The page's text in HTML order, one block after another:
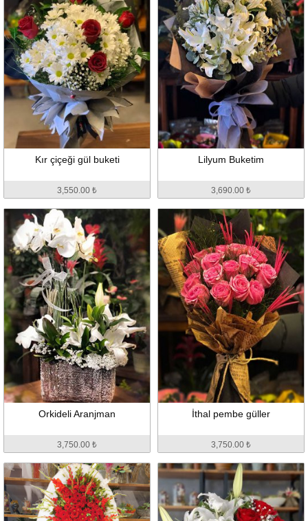
Kır çiçeği gül buketi
3,550.00 ₺
Lilyum Buketim
3,690.00 ₺
Orkideli Aranjman
3,750.00 ₺
İthal pembe güller
3,750.00 ₺